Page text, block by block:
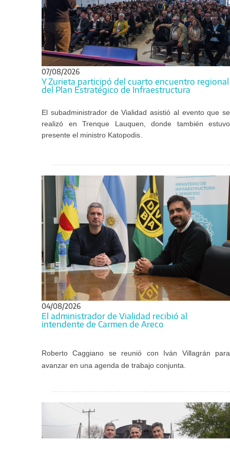
07/08/2026
Y Zurieta participó del cuarto encuentro regional
del Plan Estratégico de Infraestructura
El subadministrador de Vialidad asistió al evento que se
realizó en Trenque Lauquen, donde también estuvo
presente el ministro Katopodis.
04/08/2026
El administrador de Vialidad recibió al
intendente de Carmen de Areco
Roberto Caggiano se reunió con Iván Villagrán para
avanzar en una agenda de trabajo conjunta.